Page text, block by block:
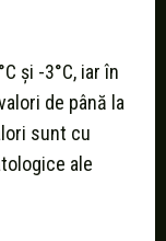
și -3°C, iar în
de până la
sunt cu
ale